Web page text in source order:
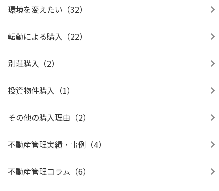
環境を変えたい（32）
転勤による購入（22）
別荘購入（2）
投資物件購入（1）
その他の購入理由（2）
不動産管理実績・事例（4）
不動産管理コラム（6）